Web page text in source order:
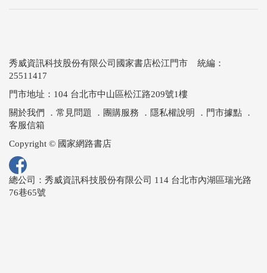
秀威資訊科技股份有限公司國家書店松江門市 統編：
25511417
門市地址：104 台北市中山區松江路209號1樓
關於我們 ． 常見問題 ． 團購服務 ． 隱私權說明 ． 門市據點 ．
客服信箱
Copyright © 國家網路書店
總公司：秀威資訊科技股份有限公司 114 台北市內湖區瑞光路
76巷65號